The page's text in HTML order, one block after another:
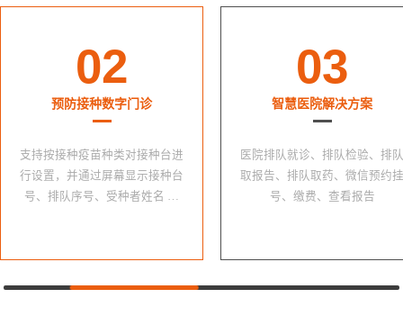
02
预防接种数字门诊
支持按接种疫苗种类对接种台进
行设置，并通过屏幕显示接种台
号、排队序号、受种者姓名 …
03
智慧医院解决方案
医院排队就诊、排队检验、排队
取报告、排队取药、微信预约挂
号、缴费、查看报告